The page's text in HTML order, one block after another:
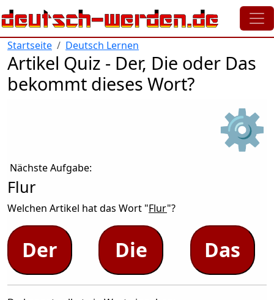
Direkt zum Inhalt
Startseite Deutsch Lernen
Artikel Quiz - Der, Die oder Das
bekommt dieses Wort?
⚙
Nächste Aufgabe:
Flur
Welchen Artikel hat das Wort "Flur"?
Der Die Das